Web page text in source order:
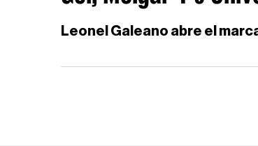
Leonel Galeano abre el